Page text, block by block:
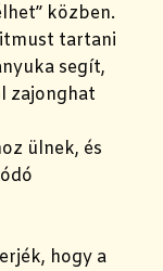
közben.
tartani
segít,
zajonghat
ülnek, és
hogy a